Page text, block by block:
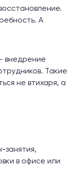
А
внедрение
Такие
не втихаря, а
занятия,
в офисе или